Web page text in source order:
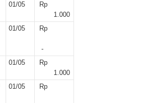
01/05
Rp
1.000
01/05 Rp
-
01/05
Rp
1.000
01/05 Rp